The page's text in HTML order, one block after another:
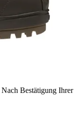
Nach Bestätigung Ihrer